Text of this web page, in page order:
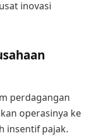
inovasi
perdagangan
operasinya ke
insentif pajak.